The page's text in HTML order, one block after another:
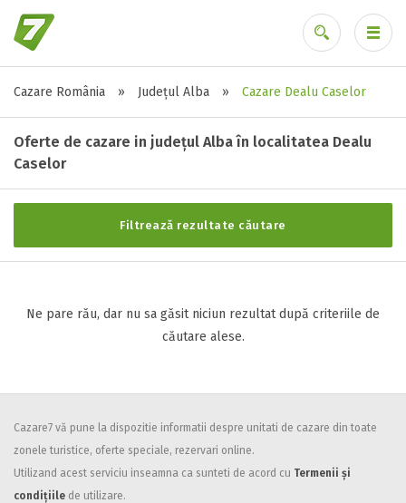
Cazare România » Județul Alba » Cazare Dealu Caselor
Oferte de cazare in județul Alba în localitatea Dealu
Caselor
Filtrează rezultate căutare
Stele / margarete
Neclasificat
1 stea / margareta
3 stele / margarete
4 stele / margarete
Selecteaza pretul
Facilități
Internet wireless
Parcare
Ne pare rău, dar nu sa găsit niciun rezultat după criteriile de
căutare alese.
Cazare7 vă pune la dispozitie informatii despre unitati de cazare din toate
zonele turistice, oferte speciale, rezervari online.
Utilizand acest serviciu inseamna ca sunteti de acord cu Termenii și
condițiile de utilizare.